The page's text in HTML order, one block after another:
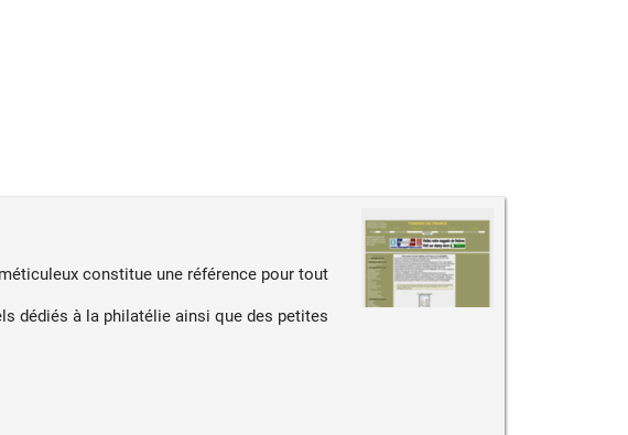
constitue une référence pour tout
dédiés à la philatélie ainsi que des petites